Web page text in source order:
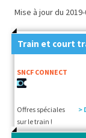
Mise à jour du
Train et court
SNCF CONNECT
Offres spéciales
sur le train !
>